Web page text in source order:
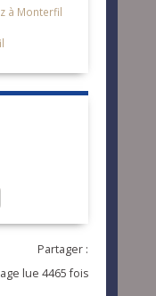
à Monterfil
Partager :
lue 4465 fois